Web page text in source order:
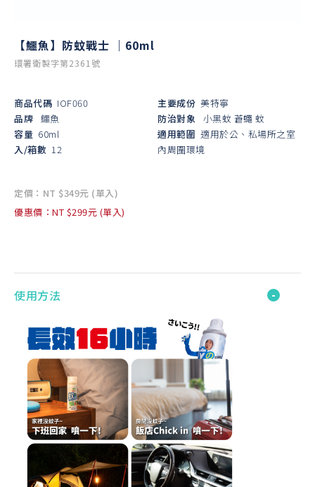
【鱷魚】防蚊戰士 ｜60ml
環署衛製字第2361號
商品代碼 IOF060
品牌 鱷魚
容量 60ml
入/箱數 12
主要成份 美特寧
防治對象 小黑蚊 蒼蠅 蚊
適用範圍 適用於公、私場所之室
內周圍環境
定價：NT $349元 (單入)
優惠價：NT $299元 (單入)
使用方法